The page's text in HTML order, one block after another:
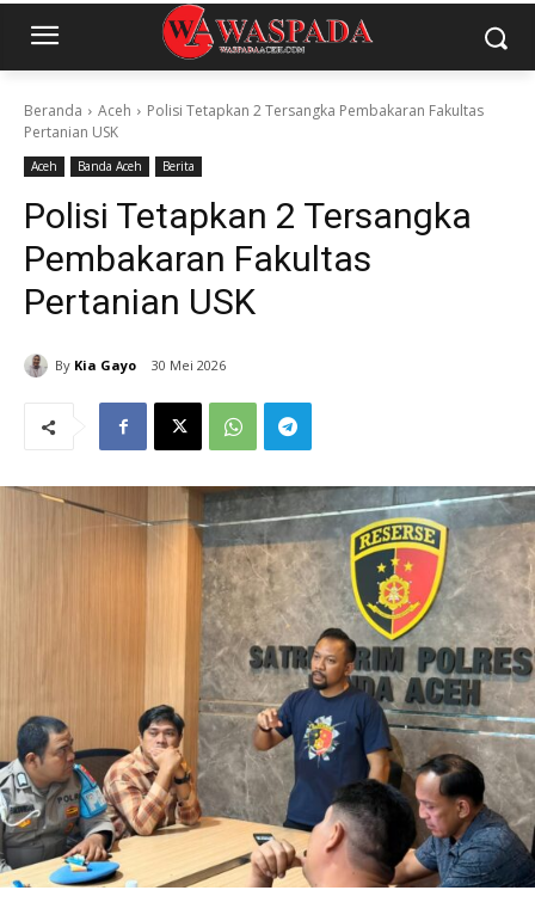
Beranda Aceh
Polisi Tetapkan 2 Tersangka Pembakaran Fakultas
Pertanian USK
Aceh Banda Aceh Berita
Polisi Tetapkan 2 Tersangka
Pembakaran Fakultas
Pertanian USK
By Kia Gayo 30 Mei 2026